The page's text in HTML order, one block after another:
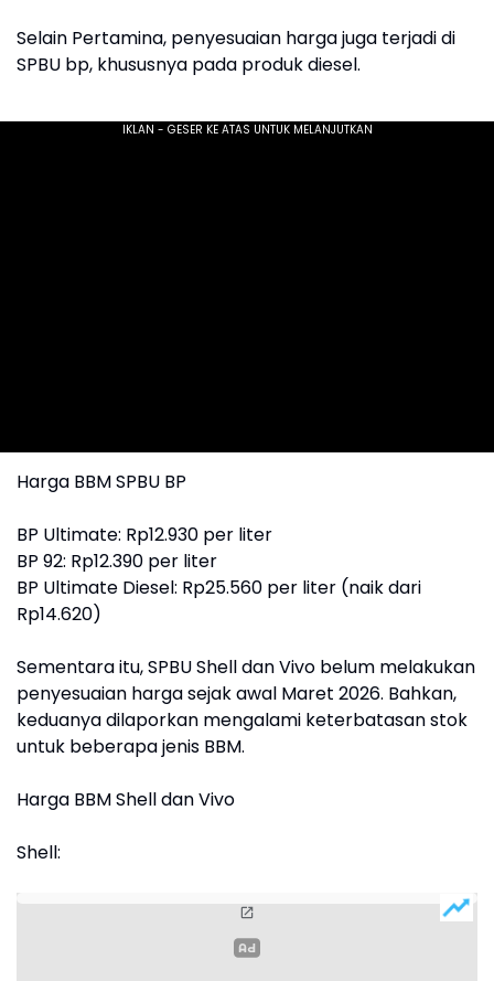
Selain Pertamina, penyesuaian harga juga terjadi di
SPBU bp, khususnya pada produk diesel.
Harga BBM SPBU BP
BP Ultimate: Rp12.930 per liter
BP 92: Rp12.390 per liter
BP Ultimate Diesel: Rp25.560 per liter (naik dari
Rp14.620)
Sementara itu, SPBU Shell dan Vivo belum melakukan
penyesuaian harga sejak awal Maret 2026. Bahkan,
keduanya dilaporkan mengalami keterbatasan stok
untuk beberapa jenis BBM.
Harga BBM Shell dan Vivo
Shell: